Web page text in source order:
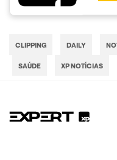
CLIPPING DAILY
SAÚDE XP NOTÍCIAS